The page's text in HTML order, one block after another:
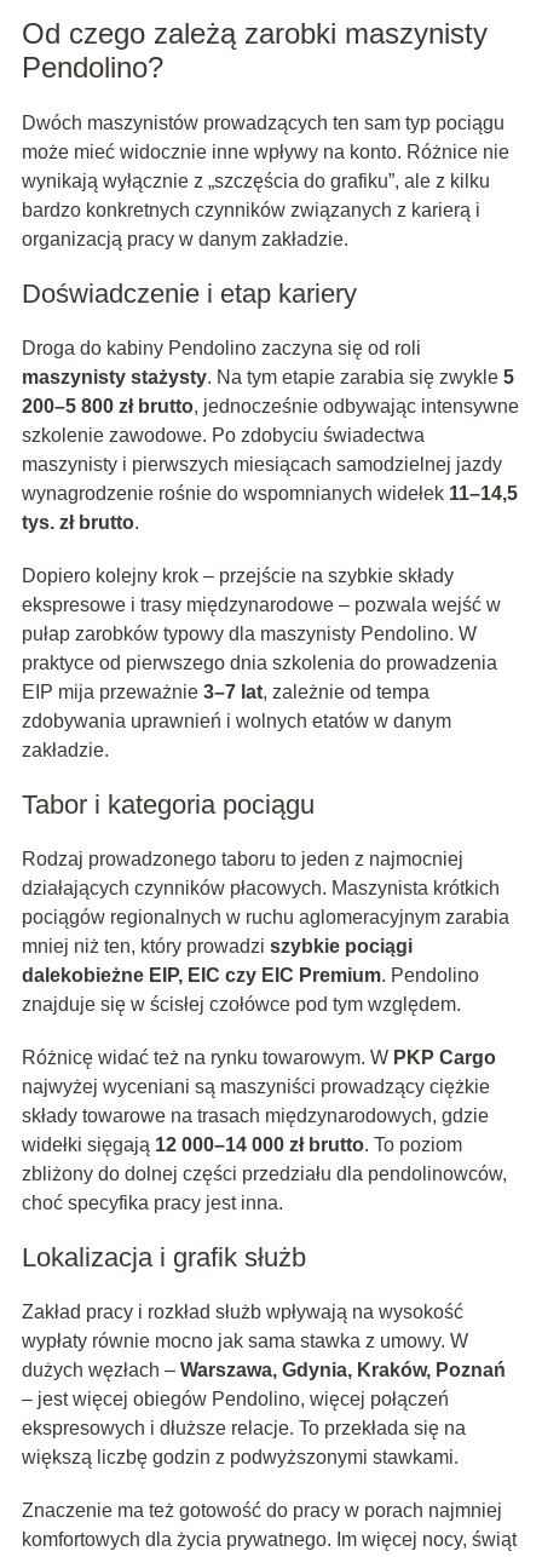
Od czego zależą zarobki maszynisty
Pendolino?
Dwóch maszynistów prowadzących ten sam typ pociągu
może mieć widocznie inne wpływy na konto. Różnice nie
wynikają wyłącznie z „szczęścia do grafiku”, ale z kilku
bardzo konkretnych czynników związanych z karierą i
organizacją pracy w danym zakładzie.
Doświadczenie i etap kariery
Droga do kabiny Pendolino zaczyna się od roli
maszynisty stażysty. Na tym etapie zarabia się zwykle 5
200–5 800 zł brutto, jednocześnie odbywając intensywne
szkolenie zawodowe. Po zdobyciu świadectwa
maszynisty i pierwszych miesiącach samodzielnej jazdy
wynagrodzenie rośnie do wspomnianych widełek 11–14,5
tys. zł brutto.
Dopiero kolejny krok – przejście na szybkie składy
ekspresowe i trasy międzynarodowe – pozwala wejść w
pułap zarobków typowy dla maszynisty Pendolino. W
praktyce od pierwszego dnia szkolenia do prowadzenia
EIP mija przeważnie 3–7 lat, zależnie od tempa
zdobywania uprawnień i wolnych etatów w danym
zakładzie.
Tabor i kategoria pociągu
Rodzaj prowadzonego taboru to jeden z najmocniej
działających czynników płacowych. Maszynista krótkich
pociągów regionalnych w ruchu aglomeracyjnym zarabia
mniej niż ten, który prowadzi szybkie pociągi
dalekobieżne EIP, EIC czy EIC Premium. Pendolino
znajduje się w ścisłej czołówce pod tym względem.
Różnicę widać też na rynku towarowym. W PKP Cargo
najwyżej wyceniani są maszyniści prowadzący ciężkie
składy towarowe na trasach międzynarodowych, gdzie
widełki sięgają 12 000–14 000 zł brutto. To poziom
zbliżony do dolnej części przedziału dla pendolinowców,
choć specyfika pracy jest inna.
Lokalizacja i grafik służb
Zakład pracy i rozkład służb wpływają na wysokość
wypłaty równie mocno jak sama stawka z umowy. W
dużych węzłach – Warszawa, Gdynia, Kraków, Poznań
– jest więcej obiegów Pendolino, więcej połączeń
ekspresowych i dłuższe relacje. To przekłada się na
większą liczbę godzin z podwyższonymi stawkami.
Znaczenie ma też gotowość do pracy w porach najmniej
komfortowych dla życia prywatnego. Im więcej nocy, świąt